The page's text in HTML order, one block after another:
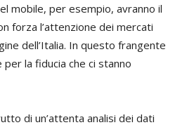
mobile, per esempio, avranno il
forza l’attenzione dei mercati
dell’Italia. In questo frangente
la fiducia che ci stanno
di un’attenta analisi dei dati